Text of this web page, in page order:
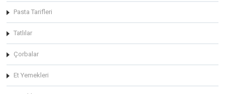
Pasta Tarifleri
Tatlılar
Çorbalar
Et Yemekleri